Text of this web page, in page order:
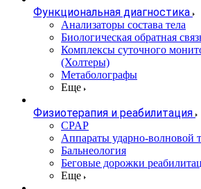
Функциональная диагностика
Анализаторы состава тела
Биологическая обратная
Комплексы суточного
(Холтеры)
Метаболографы
Еще
Физиотерапия и реабилитация
CPAP
Аппараты ударно-волновой
Бальнеология
Беговые дорожки
Еще